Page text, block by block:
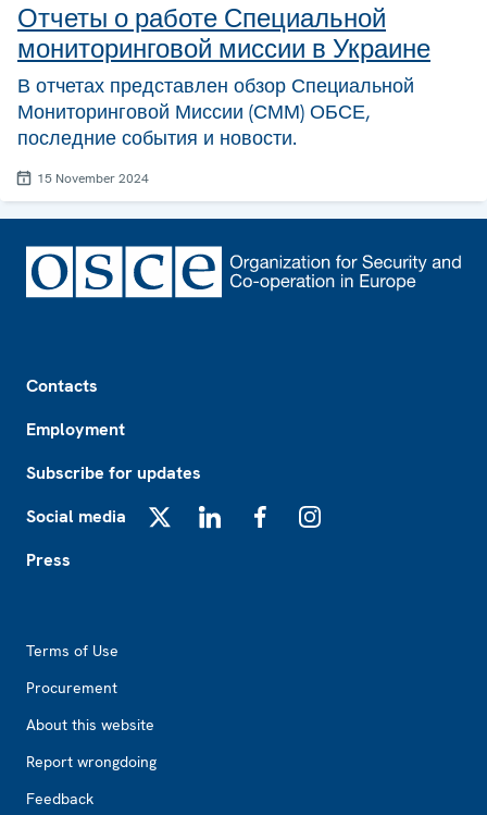
Отчеты о работе Специальной
мониторинговой миссии в Украине
В отчетах представлен обзор Специальной
Мониторинговой Миссии (СММ) ОБСЕ,
последние события и новости.
15 November 2024
Contacts
Employment
Subscribe for updates
Social media
Press
Terms of Use
Procurement
About this website
Report wrongdoing
Feedback